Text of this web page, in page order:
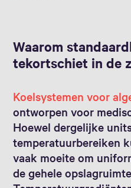
Waarom
tekortschiet in de
Koelsystemen voor
ontworpen voor
Hoewel dergelijke
temperatuurbereiken
vaak moeite om
de gehele